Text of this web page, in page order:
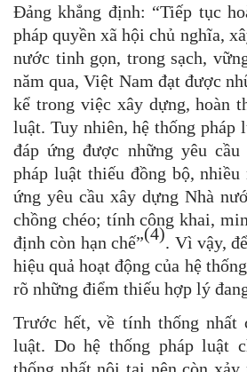
Đảng khẳng định: “Tiếp tục
pháp quyền xã hội chủ nghĩa,
nước tinh gọn, trong sạch,
năm qua, Việt Nam đạt được
kể trong việc xây dựng, hoàn
luật. Tuy nhiên, hệ thống pháp
đáp ứng được những yêu
pháp luật thiếu đồng bộ, nhiều
ứng yêu cầu xây dựng Nhà
chồng chéo; tính công khai,
định còn hạn chế”(4). Vì vậy,
hiệu quả hoạt động của hệ
rõ những điểm thiếu hợp lý
Trước hết, về tính thống nhất
luật. Do hệ thống pháp luật